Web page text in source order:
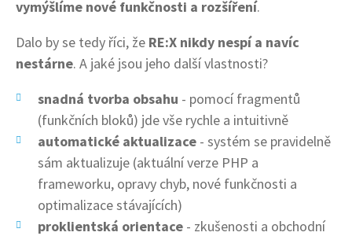
vymýšlíme nové funkčnosti a rozšíření.
Dalo by se tedy říci, že RE:X nikdy nespí a navíc
nestárne. A jaké jsou jeho další vlastnosti?
snadná tvorba obsahu - pomocí fragmentů
(funkčních bloků) jde vše rychle a intuitivně
automatické aktualizace - systém se pravidelně
sám aktualizuje (aktuální verze PHP a
frameworku, opravy chyb, nové funkčnosti a
optimalizace stávajících)
proklientská orientace - zkušenosti a obchodní